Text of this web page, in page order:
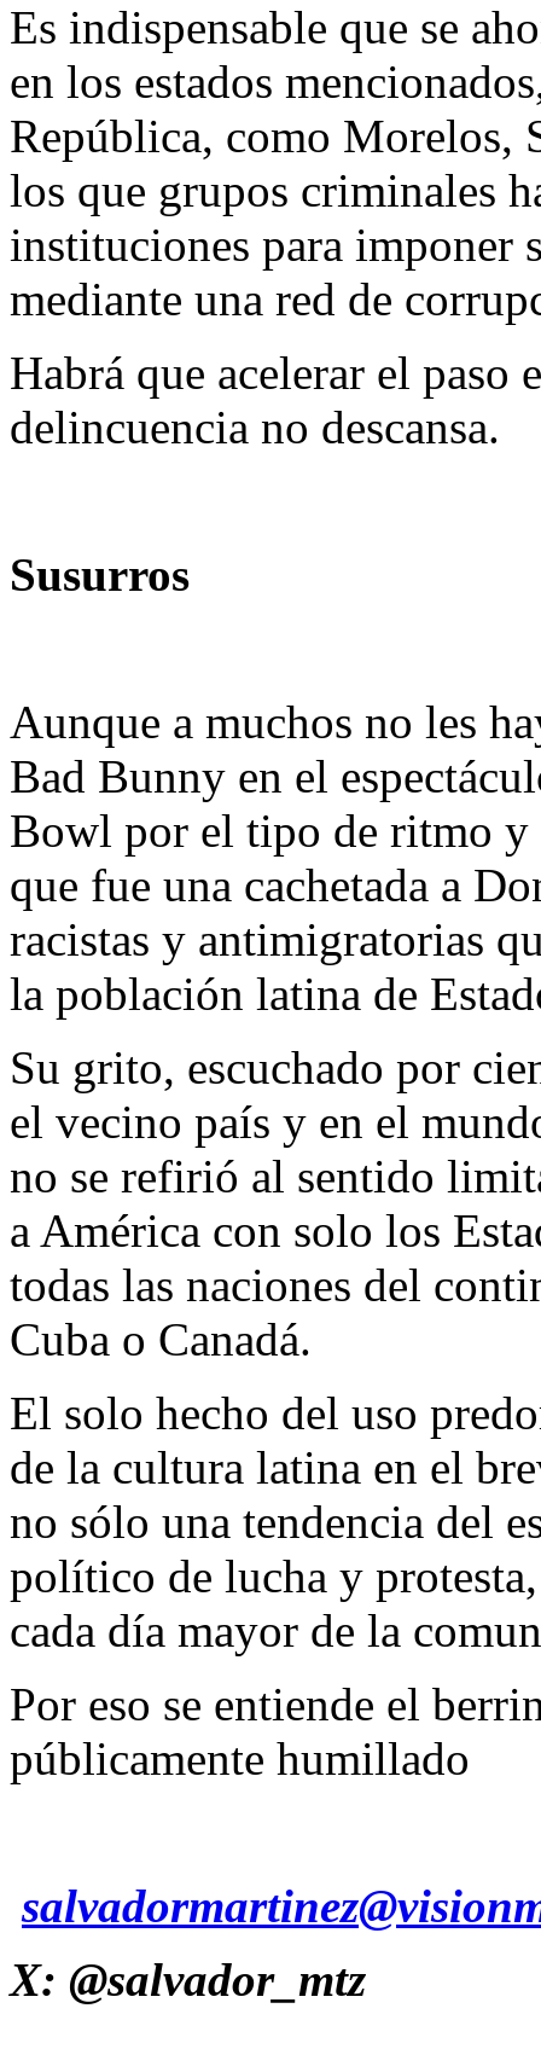
Es indispensable que se
en los estados
República, como Morelos,
los que grupos criminales
instituciones para imponer
mediante una red de
Habrá que acelerar el paso
delincuencia no descansa.
Susurros
Aunque a muchos no les
Bad Bunny en el
Bowl por el tipo de ritmo y
que fue una cachetada a
racistas y antimigratorias
la población latina de
Su grito, escuchado por
el vecino país y en el
no se refirió al sentido
a América con solo los
todas las naciones del
Cuba o Canadá.
El solo hecho del uso
de la cultura latina en el
no sólo una tendencia del
político de lucha y
cada día mayor de la
Por eso se entiende el
públicamente humillado
X: @salvador_mtz